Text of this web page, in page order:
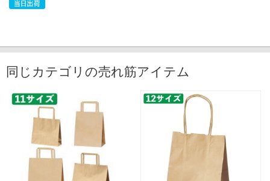
同じカテゴリの売れ筋アイテム